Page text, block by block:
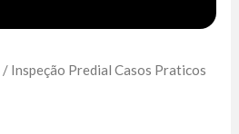
/ Inspeção Predial Casos Praticos